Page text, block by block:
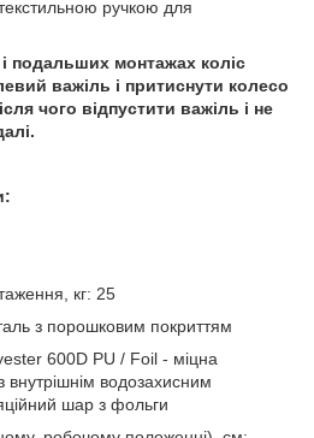
ручкою для
подальших монтажах коліс
важіль і притиснути колесо
чого відпустити важіль і не
кг: 25
з порошковим покриттям
600D PU / Foil - міцна
внутрішнім водозахисним
шар з фольги